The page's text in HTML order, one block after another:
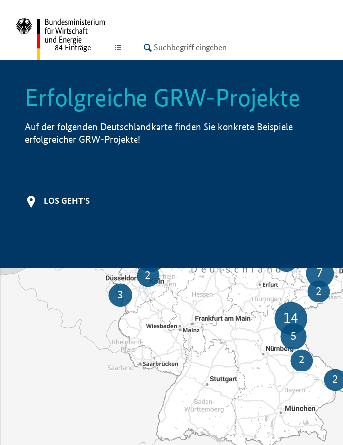
LISTE
84 Einträge
Erfolgreiche GRW-Projekte
Auf der folgenden Deutschlandkarte finden Sie konkrete Beispiele
erfolgreicher GRW-Projekte!
LOS GEHT'S